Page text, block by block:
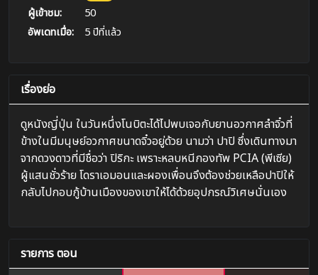
ผู้เข้าชม:
50
อัพเดทเมื่อ:
5 ปีที่แล้ว
เรื่องย่อ
ดูหนังญี่ปุ่น ในวันหนึ่งโนบิตะได้ไปพบเจอกับยานอวกาศลำจิ๋วที่
ข้างในมีมนุษย์อวกาศขนาดจิ๋วอยู่ด้วย นามว่า ปาปิ ซึ่งเดินทางมา
จากดวงดาวที่มีชื่อว่า ปิริกะ เพราะหลบหนีกองทัพ PCIA (พีเซีย)
ผู้แสนชั่วร้าย โดราเอมอนและผองเพื่อนจึงต้องช่วยเหลือปาปิให้
กลับไปกอบกู้บ้านเมืองของเขาให้ได้ด้วยอุปกรณ์วิเศษนั่นเอง
รายการ ตอน